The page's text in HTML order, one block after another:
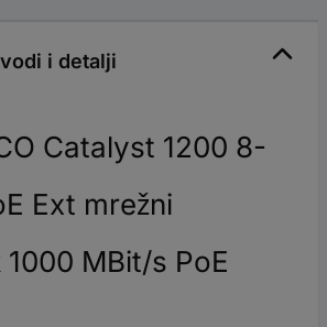
i detalji
Catalyst 1200 8-
Ext mrežni
MBit/s PoE